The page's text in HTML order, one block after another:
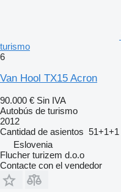
turismo
6
Van Hool TX15 Acron
90.000 € Sin IVA
Autobús de turismo
2012
Cantidad de asientos 51+1+1
Eslovenia
Flucher turizem d.o.o
Contacte con el vendedor